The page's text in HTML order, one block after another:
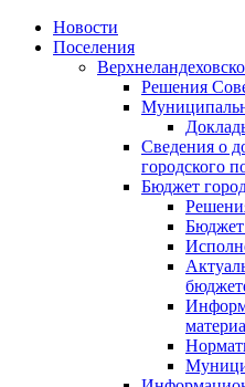
Skip
Новости
Поселения
Решения
Сведения о
городского
Бюджет
Бюджет